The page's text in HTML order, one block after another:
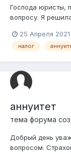
Господа юристы,
вопросу. Я
пенсионный
на жилье. При
25 Апреля 2021
налог
аннуитет
тема форума
Добрый день
вопросом.